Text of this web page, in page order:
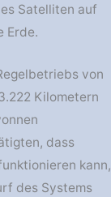
Satelliten auf
Erde.
von
Kilometern
dass
kann,
des Systems